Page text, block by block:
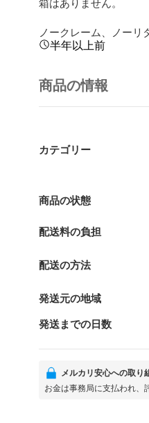
ノークレーム、ノーリ
半年以上前
商品の情報
カテゴリー
商品の状態
配送料の負担
配送の方法
発送元の地域
発送までの日数
メルカリ安心への取り
お金は事務局に支払われ、